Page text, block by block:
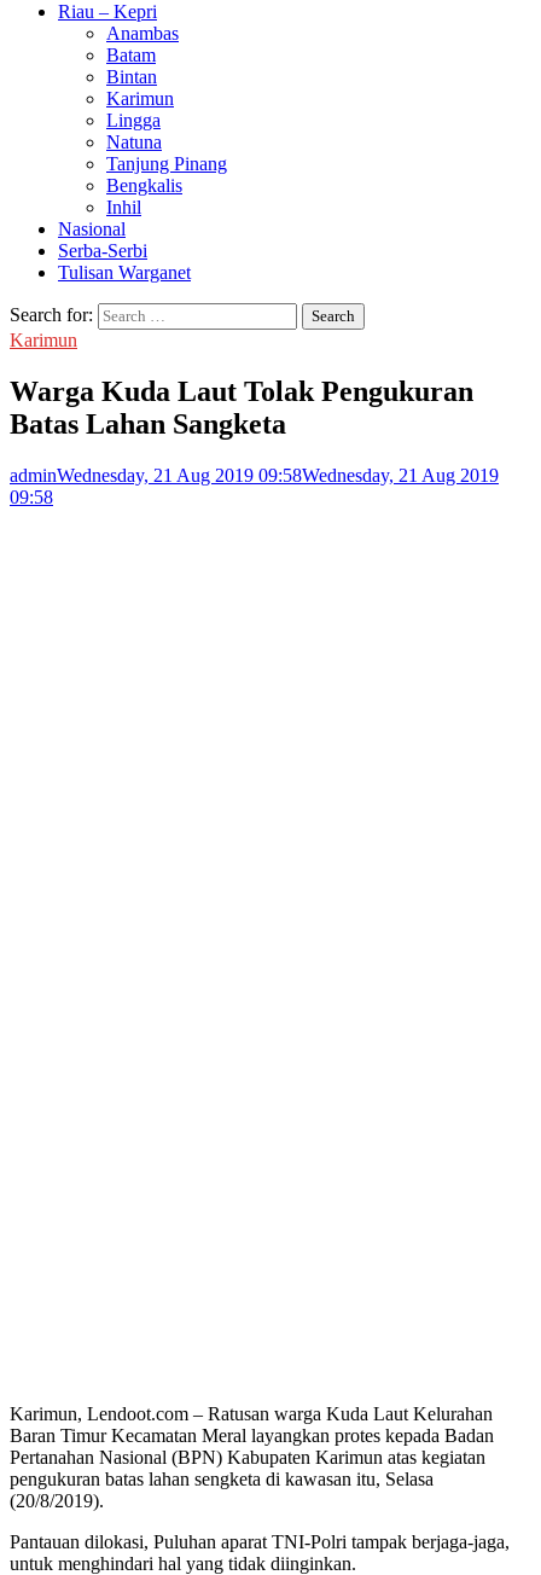
Riau – Kepri
Anambas
Batam
Bintan
Karimun
Lingga
Natuna
Tanjung Pinang
Bengkalis
Inhil
Nasional
Serba-Serbi
Tulisan Warganet
Search for:
Karimun
Warga Kuda Laut Tolak Pengukuran
Batas Lahan Sangketa
adminWednesday, 21 Aug 2019 09:58Wednesday, 21 Aug 2019
09:58
Karimun, Lendoot.com – Ratusan warga Kuda Laut Kelurahan
Baran Timur Kecamatan Meral layangkan protes kepada Badan
Pertanahan Nasional (BPN) Kabupaten Karimun atas kegiatan
pengukuran batas lahan sengketa di kawasan itu, Selasa
(20/8/2019).
Pantauan dilokasi, Puluhan aparat TNI-Polri tampak berjaga-jaga,
untuk menghindari hal yang tidak diinginkan.